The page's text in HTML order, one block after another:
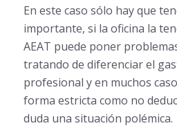
En este caso sólo hay que
importante, si la oficina la
AEAT puede poner
tratando de diferenciar el
profesional y en muchos
forma estricta como no
duda una situación polémica.